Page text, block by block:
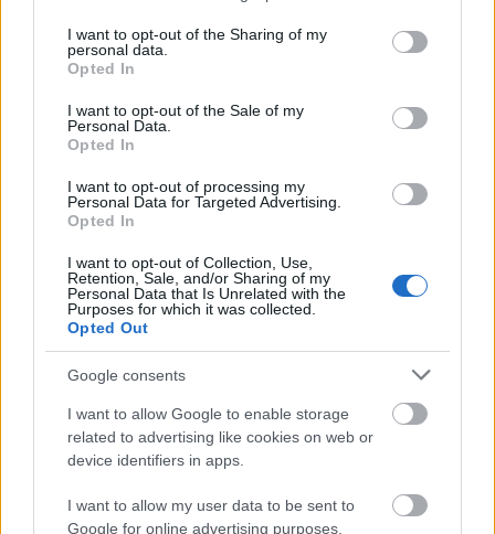
not limited to your visit or usage behaviour. You may click to
grant or deny consent to Google and its third-party tags to
use your data for below specified purposes in below Google
consent section.
I want to opt-out of the Sharing of my
personal data.
Opted In
I want to opt-out of the Sale of my
Personal Data.
Opted In
I want to opt-out of processing my
Personal Data for Targeted Advertising.
Opted In
I want to opt-out of Collection, Use,
Retention, Sale, and/or Sharing of my
Personal Data that Is Unrelated with the
Purposes for which it was collected.
Opted Out
Google consents
I want to allow Google to enable storage
related to advertising like cookies on web or
device identifiers in apps.
I want to allow my user data to be sent to
Google for online advertising purposes.
hete megjelent: ez a videó átrendezi a
common man
hangsúlyait, és megmutatja, hogy akkor a
legerősebb a boebeck, amikor a lehetőségek
sokaságával és a túláradó fájdalommal is közösen